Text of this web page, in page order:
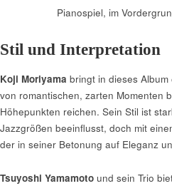
Pianospiel, im
Stil und Interpretation
Koji Moriyama bringt in dieses
von romantischen, zarten Momenten
Höhepunkten reichen. Sein Stil ist
Jazzgrößen beeinflusst, doch mit
der in seiner Betonung auf Eleganz
Tsuyoshi Yamamoto und sein Trio